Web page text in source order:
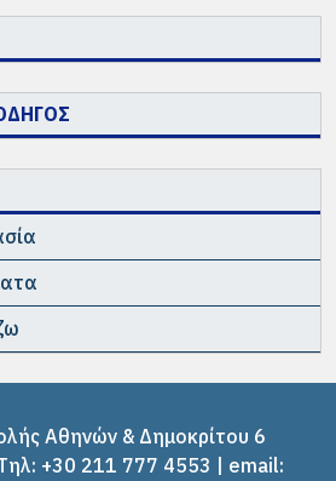
Αθηνών & Δημοκρίτου 6
+30 211 777 4553 | email: